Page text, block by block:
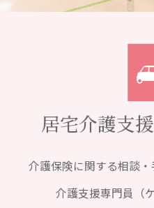
居宅介護支
介護保険に関する相談・
介護支援専門員（